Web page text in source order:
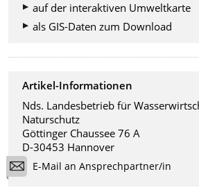
auf der interaktiven Umweltkarte
als GIS-Daten zum Download
Artikel-Informationen
Nds. Landesbetrieb für
Naturschutz
Göttinger Chaussee 76 A
D-30453 Hannover
E-Mail an Ansprechpartner/in